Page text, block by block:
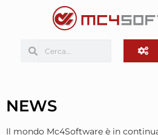
NEWS
Il mondo Mc4Software è in